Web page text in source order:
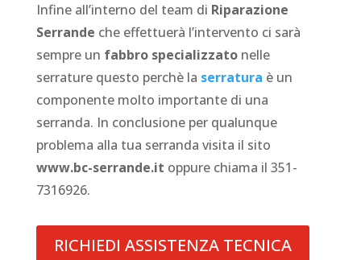
Infine all’interno del team di Riparazione
Serrande che effettuerà l’intervento ci sarà
sempre un fabbro specializzatonelle
serrature questo perchè la serratura è un
componente molto importante di una
serranda. In conclusione per qualunque
problema alla tua serranda visita il sito
www.bc-serrande.it oppure chiama il 351-
7316926.
RICHIEDI ASSISTENZA TECNICA